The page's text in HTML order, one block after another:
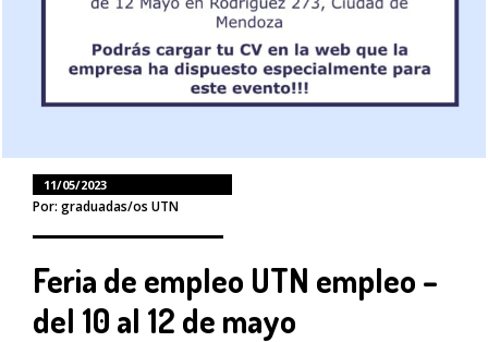
11/05/2023
Por: graduadas/os UTN
Feria de empleo UTN empleo –
del 10 al 12 de mayo